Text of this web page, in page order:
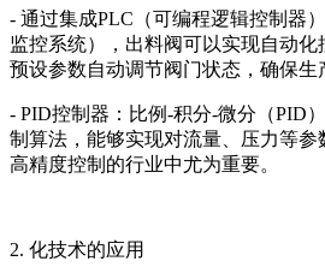
- 通过集成PLC（可编程逻辑控制器
监控系统），出料阀可以实现自动
预设参数自动调节阀门状态，确保生
- PID控制器：比例-积分-微分（PID
制算法，能够实现对流量、压力等
高精度控制的行业中尤为重要。
2. 化技术的应用